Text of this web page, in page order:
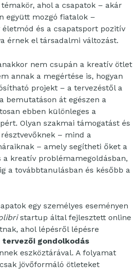
ahol a csapatok – akár
együtt mozgó fiatalok –
és a csapatsport pozitív
érnek el társadalmi változást.
nem csupán a kreatív ötlet
annak a megértése is, hogyan
projekt – a tervezéstől a
bemutatáson át egészen a
ebben különleges a
Olyan szakmai támogatást és
– mind a
– amely segítheti őket a
a kreatív problémamegoldásban,
a továbbtanulásban és később a
egy személyes eseményen
startup által fejlesztett online
ahol lépésről lépésre
tervezői gondolkodás
eszköztárával. A folyamat
jövőformáló ötleteket